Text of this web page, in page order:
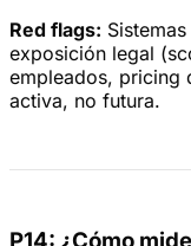
Red flags:
exposición legal
empleados, pricing
activa, no futura.
P14: ¿Cómo